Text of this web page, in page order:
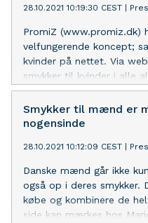
symboliserer den rejse vi
28.10.2021 10:19:30 CEST |
PromiZ (www.promiz.dk)
velfungerende koncept;
kvinder på nettet. Via
smykker til kvinder i alle
talt noget for enhver
Smykker til mænd er
nogensinde
28.10.2021 10:12:09 CEST |
Danske mænd går ikke
også op i deres smykker.
købe og kombinere de
side kan mærkes hos